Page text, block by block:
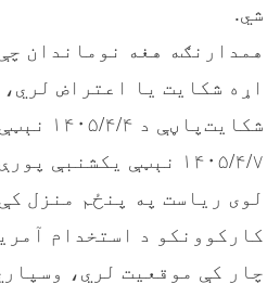
شي.
همدارنګه هغه نوماندان
اړه شکایت یا اعتراض لري،
۱۴۰۵/۴/۷ نېټې
لوى ریاست په پنځم منزل
کارکوونکو د استخدام
چار کې موقعیت لري،